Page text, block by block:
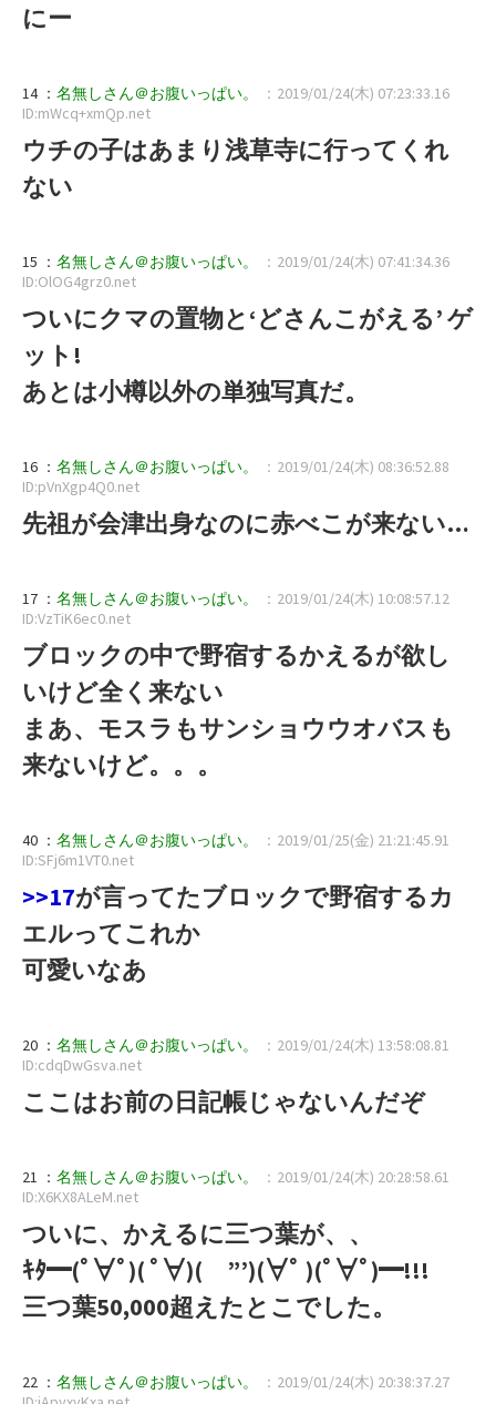
にー
14 ： 名無しさん＠お腹いっぱい。
：2019/01/24(木) 07:23:33.16
ID:mWcq+xmQp.net
ウチの子はあまり浅草寺に行ってくれ
ない
15 ： 名無しさん＠お腹いっぱい。
：2019/01/24(木) 07:41:34.36
ID:OlOG4grz0.net
ついにクマの置物と‘どさんこがえる’ ゲ
ット!
あとは小樽以外の単独写真だ。
16 ： 名無しさん＠お腹いっぱい。
：2019/01/24(木) 08:36:52.88
ID:pVnXgp4Q0.net
先祖が会津出身なのに赤べこが来ない…
17 ： 名無しさん＠お腹いっぱい。
：2019/01/24(木) 10:08:57.12
ID:VzTiK6ec0.net
ブロックの中で野宿するかえるが欲し
いけど全く来ない
まあ、モスラもサンショウウオバスも
来ないけど。。。
40 ： 名無しさん＠お腹いっぱい。
：2019/01/25(金) 21:21:45.91
ID:SFj6m1VT0.net
>>17が言ってたブロックで野宿するカ
エルってこれか
可愛いなあ
20 ： 名無しさん＠お腹いっぱい。
：2019/01/24(木) 13:58:08.81
ID:cdqDwGsva.net
ここはお前の日記帳じゃないんだぞ
21 ： 名無しさん＠お腹いっぱい。
：2019/01/24(木) 20:28:58.61
ID:X6KX8ALeM.net
ついに、かえるに三つ葉が、、
ｷﾀ━(ﾟ∀ﾟ)( ﾟ∀)( ”’)(∀ﾟ )(ﾟ∀ﾟ)━!!!
三つ葉50,000超えたとこでした。
22 ： 名無しさん＠お腹いっぱい。
：2019/01/24(木) 20:38:37.27